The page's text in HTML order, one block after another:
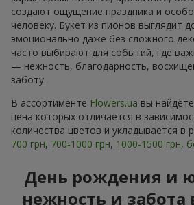
создают ощущение праздника и
человеку. Букет из пионов выглядит
эмоционально даже без сложного
часто выбирают для событий, где
— нежность, благодарность,
заботу.
В ассортименте Flowers.ua вы
цена которых отличается в
количества цветов и укладывается в
700 грн, 700-1000 грн, 1000-1500 грн,
День рождения и
нежность и